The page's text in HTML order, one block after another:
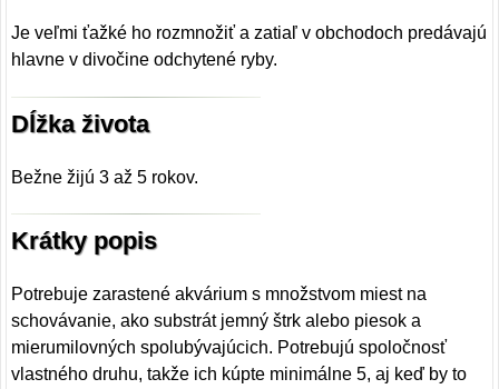
Je veľmi ťažké ho rozmnožiť a zatiaľ v obchodoch predávajú
hlavne v divočine odchytené ryby.
Dĺžka života
Bežne žijú 3 až 5 rokov.
Krátky popis
Potrebuje zarastené akvárium s množstvom miest na
schovávanie, ako substrát jemný štrk alebo piesok a
mierumilovných spolubývajúcich. Potrebujú spoločnosť
vlastného druhu, takže ich kúpte minimálne 5, aj keď by to